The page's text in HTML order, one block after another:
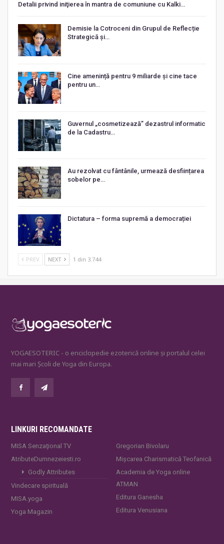
Detalii privind iniţierea în mantra de comuniune cu Kalki…
Demisie la Cotroceni din Grupul de Reflecție
Strategică și…
Cine amenință pentru 9 miliarde și cine tace
pentru un…
Guvernul „cosmetizează” dezastrul informatic
de la Cadastru…
Au rezolvat cu fântânile, urmează desființarea
sobelor pe…
Dictatura – forma supremă a democrației
PREV NEXT 1 din 3.744
YOGAESOTERIC - o enciclopedie ezoterică online și portalul celei
mai mari Școli de Yoga din Europa.
LINKURI RECOMANDATE
MISA Senzaţional TV
AtributeDumnezeiesti.ro
Godly Attributes
Vindecare spirituală
MISA.yoga
Yoga Magazin
Gregorian Bivolaru
Mișcarea Charismatică Teofanică
Academia de Yoga online
ATMAN
Editura Ganesha
Editura Venusiana